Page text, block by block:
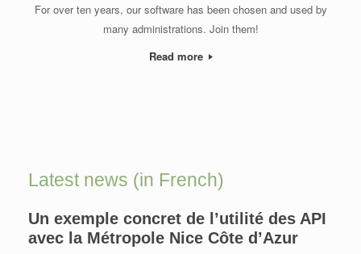
For over ten years, our software has been chosen and used by
many administrations. Join them!
Read more
Latest news (in French)
Un exemple concret de l’utilité des API
avec la Métropole Nice Côte d’Azur